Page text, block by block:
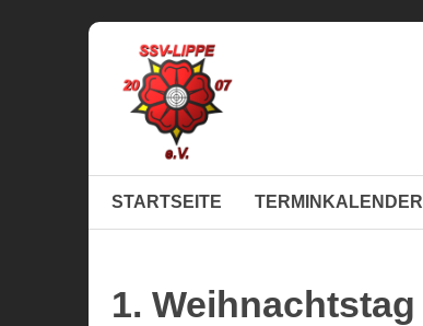
STARTSEITE TERMINKALENDER
1. Weihnachtstag